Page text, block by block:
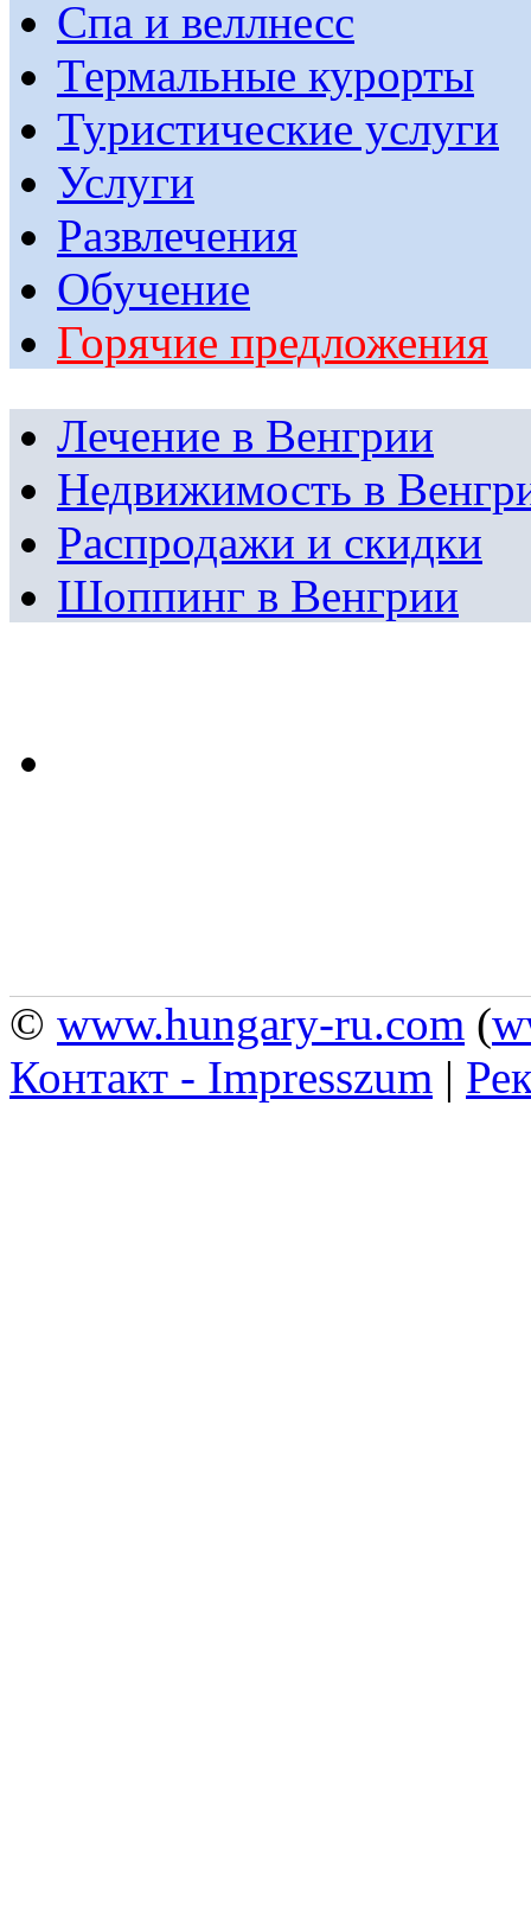
Спа и веллнесс
Термальные курорты
Туристические услуги
Услуги
Развлечения
Обучение
Горячие предложения
Лечение в Венгрии
Недвижимость в
Распродажи и скидки
Шоппинг в Венгрии
© www.hungary-ru.com (
Контакт - Impresszum |